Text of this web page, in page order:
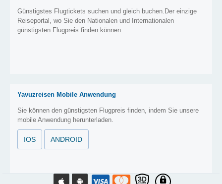
Günstigstes Flugtickets suchen und gleich buchen.Der einzige
Reiseportal, wo Sie den Nationalen und Internationalen
günstigsten Flugpreis finden können.
Yavuzreisen Mobile Anwendung
Sie können den günstigsten Flugpreis finden, indem Sie unsere
mobile Anwendung herunterladen.
IOS ANDROID